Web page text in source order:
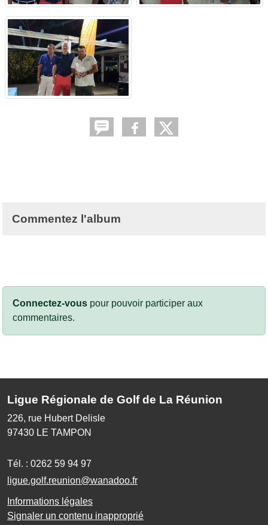
Commentez l'album
Connectez-vous pour pouvoir participer aux
commentaires.
Ligue Régionale de Golf de La Réunion
226, rue Hubert Delisle
97430 LE TAMPON
Tél. : 0262 59 94 97
ligue.golf.reunion@wanadoo.fr
Informations légales
Signaler un contenu inapproprié